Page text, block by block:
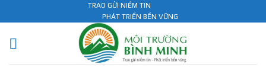
to
content
TRAO GỬI NIỀM TIN
PHÁT TRIỂN BỀN VỮNG